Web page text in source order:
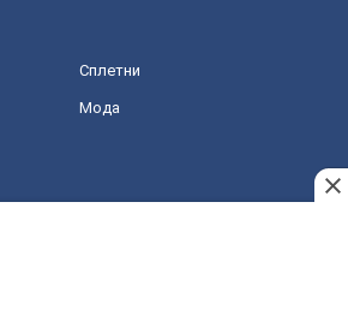
Сплетни
Мода